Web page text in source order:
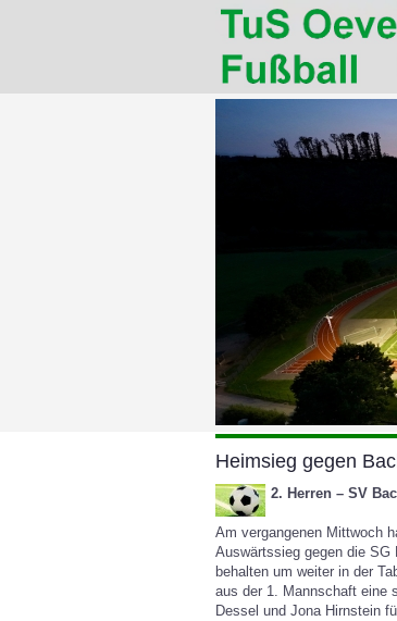
Heimsieg gegen
2. Herren – SV
Am vergangenen Mittwoch
Auswärtssieg gegen die
behalten um weiter in der
aus der 1. Mannschaft eine
Dessel und Jona Hirnstein